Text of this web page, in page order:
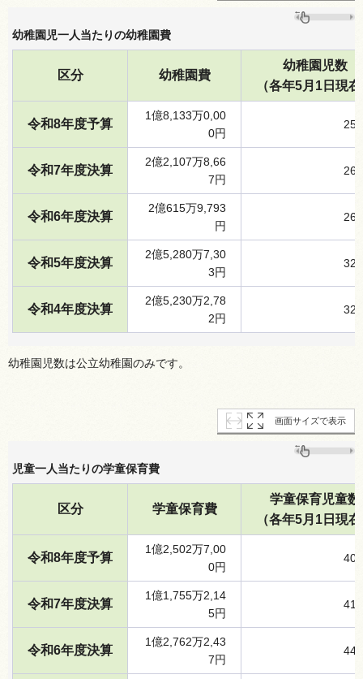
幼稚園児一人当たりの幼稚園費
区分 幼稚園費
幼稚園児数
（各年5月1日現
令和8年度予算
1億8,133万0,00
0円
令和7年度決算
2億2,107万8,66
7円
令和6年度決算
2億615万9,793
円
令和5年度決算
2億5,280万7,30
3円
令和4年度決算
2億5,230万2,78
2円
幼稚園児数は公立幼稚園のみです。
画面サイズで表示
児童一人当たりの学童保育費
区分 学童保育費
学童保育児童数
（各年5月1日現
令和8年度予算
1億2,502万7,00
0円
令和7年度決算
1億1,755万2,14
5円
令和6年度決算
1億2,762万2,43
7円